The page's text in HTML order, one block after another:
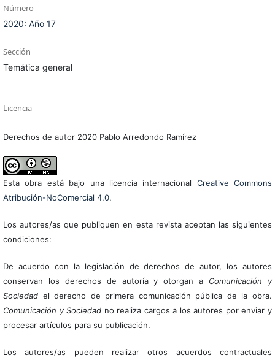
Número
2020: Año 17
Sección
Temática general
Licencia
Derechos de autor 2020 Pablo Arredondo Ramírez
Esta obra está bajo una licencia internacional Creative Commons
Atribución-NoComercial 4.0.
Los autores/as que publiquen en esta revista aceptan las siguientes
condiciones:
De acuerdo con la legislación de derechos de autor, los autores
conservan los derechos de autoría y otorgan a Comunicación y
Sociedadel derecho de primera comunicación pública de la obra.
Comunicación y Sociedad no realiza cargos a los autores por enviar y
procesar artículos para su publicación.
Los autores/as pueden realizar otros acuerdos contractuales